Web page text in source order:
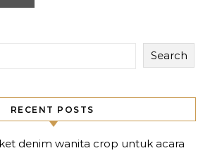
Search
RECENT POSTS
denim wanita crop untuk acara